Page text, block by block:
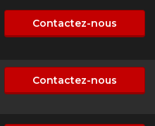
Contactez-nous
Contactez-nous